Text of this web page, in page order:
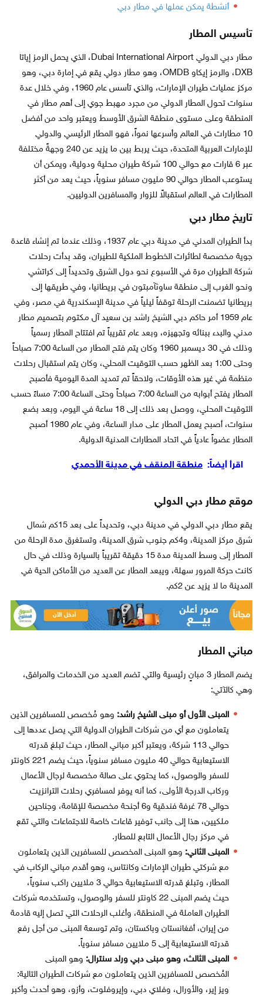
أنشطة يمكن عملها في مطار دبي
تأسيس المطار
مطار دبي الدولي Dubai International Airport، الذي يحمل الرمز إياتا
DXB، والرمز إيكاو OMDB، وهو مطار دولي يقع في إمارة دبي، وهو
مركز عمليات طيران الإمارات، والذي تأسس عام 1960، وفي خلال عدة
سنوات تحول المطار الدولي من مجرد مهبط جوي إلى أهم مطار في
المنطقة وعلى مستوى منطقة الشرق الأوسط ويعتبر واحد من أفضل
10 مطارات في العالم وأسرعها نمواً، فهو المطار الرئيسي والدولي
للإمارات العربية المتحدة، حيث يربط بين ما يزيد عن 240 وجهةً مختلفة
عبر 6 قارات مع حوالي 100 شركة طيران محلية ودولية، ويمكن أن
يستوعب المطار حوالي 90 مليون مسافر سنوياً، حيث يعد من أكثر
المطارات في العالم استقبالاً للزوار والمسافرين الدوليين.
تاريخ مطار دبي
بدأ الطيران المدني في مدينة دبي عام 1937، وذلك عندما تم إنشاء قاعدة
جوية مخصصة لطائرات الخطوط الملكية للطيران، وقد بدأت رحلات
شركة الطيران مرة في الأسبوع نحو دول الشرق وتحديداً إلى كراتشي
ونحو الغرب إلى منطقة ساوثآمبتون في بريطانيا، وفي طريقها إلى
بريطانيا تضمنت الرحلة توقفاً ليلياً في مدينة الإسكندرية في مصر، وفي
عام 1959 أمر حاكم دبي الشيخ راشد بن سعيد آل مكتوم بتصميم مطار
مدني والبدء ببنائه وتجهيزه، وبعد عام تقريباً تم افتتاح المطار رسمياً
وذلك في 30 ديسمبر 1960 وكان يتم فتح المطار من الساعة 7:00 صباحاً
وحتى 1:00 بعد الظهر حسب التوقيت المحلي، وكان يتم استقبال رحلات
منظمة في غير هذه الأوقات، ولاحقاً تم تمديد المدة اليومية فأصبح
المطار يفتح أبوابه من الساعة 7:00 صباحاً وحتى الساعة 7:00 مساءً حسب
التوقيت المحلي، ووصل بعد ذلك إلى 18 ساعة في اليوم، وبعد بضع
سنوات، أصبح يعمل المطار على مدار الساعة، وفي عام 1980 أصبح
المطار عضواً عادياً في اتحاد المطارات المدنية الدولية.
اقرأ أيضاً: منطقة المنقف في مدينة الأحمدي
موقع مطار دبي الدولي
يقع مطار دبي الدولي في مدينة دبي، وتحديداً على بعد 15كم شمال
شرق مركز المدينة، و4كم جنوب شرق المدينة، وتستغرق مدة الرحلة من
المطار إلى وسط المدينة مدة 15 دقيقة تقريباً بالسيارة وذلك في حال
كانت حركة المرور سهلة، ويبعد المطار عن العديد من الأماكن الحية في
المدينة ما لا يزيد عن 2كم.
مباني المطار
يضم المطار 3 مبانٍ رئيسية والتي تضم العديد من الخدمات والمرافق،
وهي كالآتي:
المبنى الأول أو مبنى الشيخ راشد: وهو مُخصص للمسافرين الذين
يتعاملون مع أي من شركات الطيران الدولية التي يصل عددها إلى
حوالي 113 شركة، ويعتبر أكبر مباني المطار، حيث تبلغ قدرته
الاستيعابية حوالي 40 مليون مسافر سنوياً، حيث يضم 221 كاونتر
للسفر والوصول، كما يحتوي على صالة مخصصة لرجال الأعمال
وركاب الدرجة الأولى، كما أنه يوفر لمسافري رحلات الترانزيت
حوالي 78 غرفة فندقية و6 أجنحة مخصصة للإقامة، وجناحين
ملكيين، هذا إلى جانب توفير قاعات خاصة للاجتماعات والتي تقع
في مركز رجال الأعمال التابع للمطار.
المبنى الثاني: وهو المبنى المخصص للمسافرين الذين يتعاملون
مع شركتي طيران الإمارات وكانتاس، وهو أقدم مباني الركاب في
المطار، وتبلغ قدرته الاستيعابية حوالي 3 ملايين راكب سنوياً،
حيث يضم المبنى 22 كاونتر للسفر والوصول، وتستخدمه شركات
الطيران العاملة في المنطقة، وأغلب الرحلات التي تصل إليه قادمة
من إيران، أفغانستان وباكستان، وتم توسعة المبنى من أجل رفع
قدرته الاستيعابية إلى 5 ملايين مسافر سنوياً.
المبنى الثالث، وهو مبنى دبي ورلد سنترال: وهو المبنى
المُخصص للمسافرين الذين يتعاملون مع شركات الطيران التالية:
ويز إير، والأورال، وفلاي دبي، وإيروفلوت، وأزو، وهو أحدث وأكبر